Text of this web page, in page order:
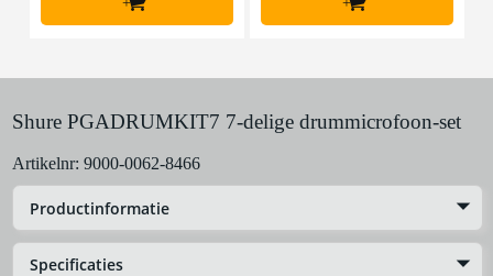
Shure PGADRUMKIT7 7-delige drummicrofoon-set
Artikelnr: 9000-0062-8466
Productinformatie
Specificaties